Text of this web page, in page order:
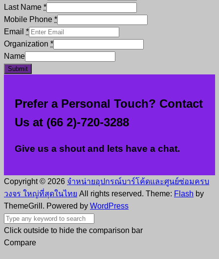
Last Name *
Mobile Phone *
Email *
Organization *
Name
Submit
Prefer a Personal Touch? Contact
Us at (66 2)-720-3288
Give us a shout and lets have a chat.
Copyright © 2026 จำหน่ายอุปกรณ์บาร์โค้ดและศูนย์ซ่อมครบ
วงจร ใหญ่ที่สุดในไทย All rights reserved. Theme: Flash by
ThemeGrill. Powered by WordPress
Click outside to hide the comparison bar
Compare